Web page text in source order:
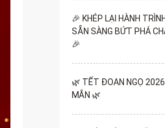
🎉 KHÉP LẠI HÀNH
SẴN SÀNG BỨT PHÁ
🎉
🌿 TẾT ĐOAN NGỌ
MẮN 🌿